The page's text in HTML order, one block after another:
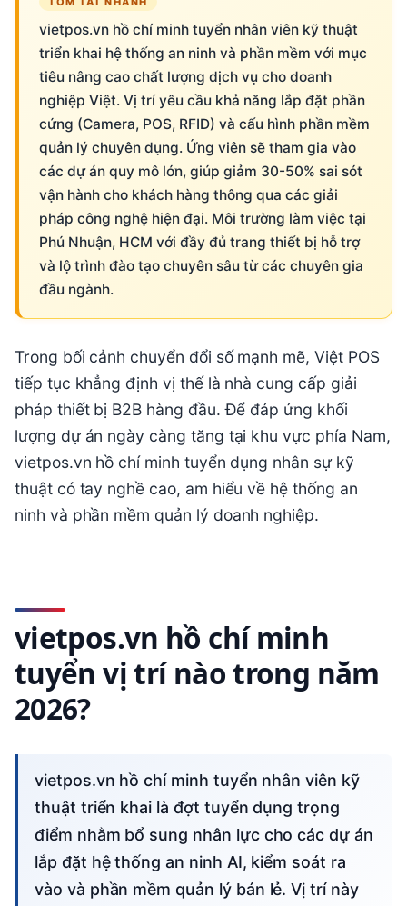
vietpos.vn hồ chí minh tuyển nhân viên kỹ thuật
triển khai hệ thống an ninh và phần mềm với mục
tiêu nâng cao chất lượng dịch vụ cho doanh
nghiệp Việt. Vị trí yêu cầu khả năng lắp đặt phần
cứng (Camera, POS, RFID) và cấu hình phần mềm
quản lý chuyên dụng. Ứng viên sẽ tham gia vào
các dự án quy mô lớn, giúp giảm 30-50% sai sót
vận hành cho khách hàng thông qua các giải
pháp công nghệ hiện đại. Môi trường làm việc tại
Phú Nhuận, HCM với đầy đủ trang thiết bị hỗ trợ
và lộ trình đào tạo chuyên sâu từ các chuyên gia
đầu ngành.
Trong bối cảnh chuyển đổi số mạnh mẽ, Việt POS
tiếp tục khẳng định vị thế là nhà cung cấp giải
pháp thiết bị B2B hàng đầu. Để đáp ứng khối
lượng dự án ngày càng tăng tại khu vực phía Nam,
vietpos.vn hồ chí minh tuyển dụng nhân sự kỹ
thuật có tay nghề cao, am hiểu về hệ thống an
ninh và phần mềm quản lý doanh nghiệp.
vietpos.vn hồ chí minh
tuyển vị trí nào trong năm
2026?
vietpos.vn hồ chí minh tuyển nhân viên kỹ
thuật triển khai là đợt tuyển dụng trọng
điểm nhằm bổ sung nhân lực cho các dự án
lắp đặt hệ thống an ninh AI, kiểm soát ra
vào và phần mềm quản lý bán lẻ. Vị trí này